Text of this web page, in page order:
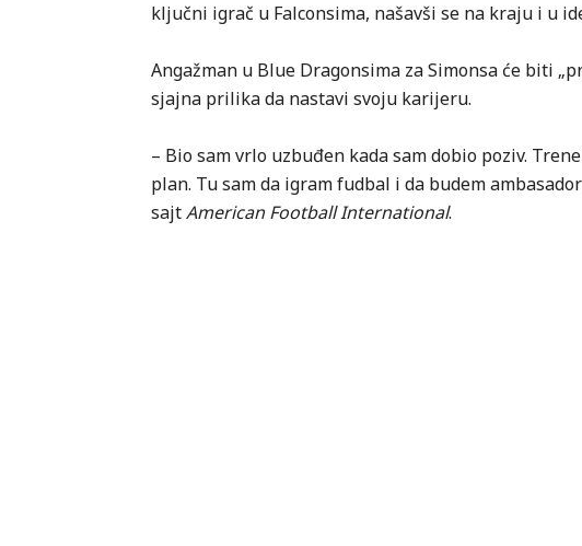
ključni igrač u Falconsima, našavši se na kraju i u
Angažman u Blue Dragonsima za Simonsa će biti
sjajna prilika da nastavi svoju karijeru.
– Bio sam vrlo uzbuđen kada sam dobio poziv.
plan. Tu sam da igram fudbal i da budem
sajtAmerican Football International.